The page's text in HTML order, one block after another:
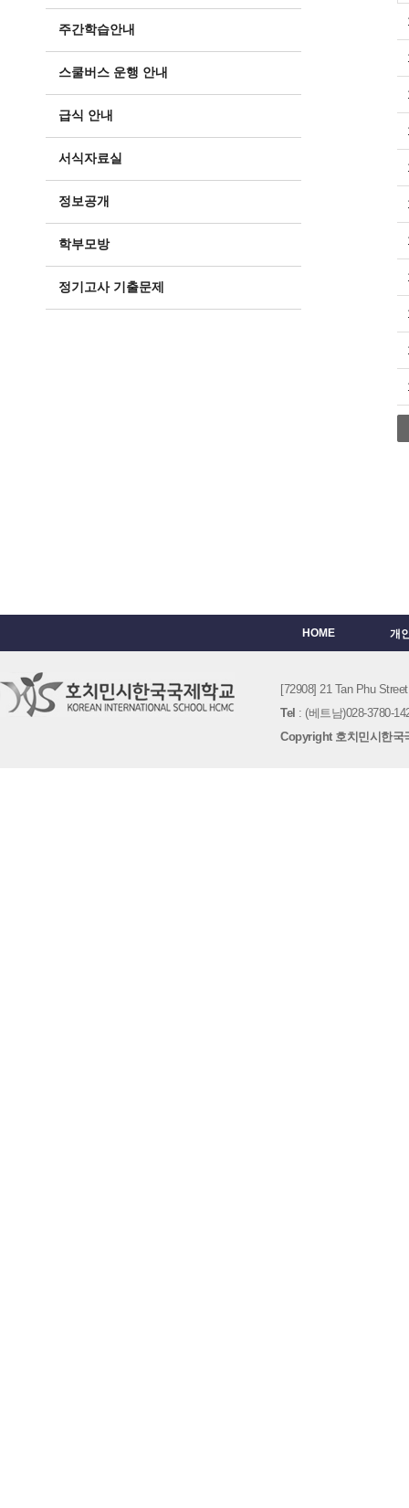
주간학습안내
스쿨버스 운행 안내
급식 안내
서식자료실
정보공개
학부모방
정기고사 기출문제
HOME 개
[72908] 21 Tan Phu
Tel : (베트남)028-3780-
Copyright 호치민시한국